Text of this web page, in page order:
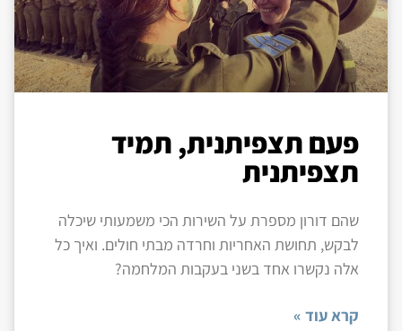
פעם תצפיתנית, תמיד
תצפיתנית
שהם דורון מספרת על השירות הכי משמעותי שיכלה
לבקש, תחושת האחריות וחרדה מבתי חולים. ואיך כל
אלה נקשרו אחד בשני בעקבות המלחמה?
קרא עוד »